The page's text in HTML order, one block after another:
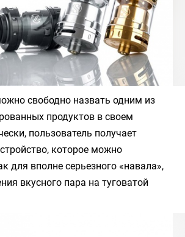
свободно назвать одним из
продуктов в своем
пользователь получает
которое можно
для вполне серьезного «навала»,
вкусного пара на туговатой